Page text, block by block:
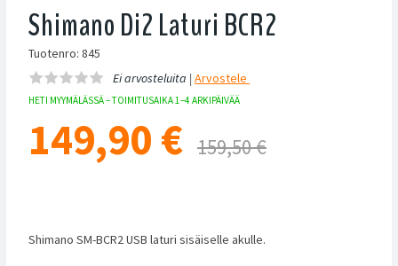
Shimano Di2 Laturi BCR2
Tuotenro: 845
Ei arvosteluita |Arvostele
HETI MYYMÄLÄSSÄ – TOIMITUSAIKA 1–4 ARKIPÄIVÄÄ
149,90 € 159,50 €
Shimano SM-BCR2 USB laturi sisäiselle akulle.